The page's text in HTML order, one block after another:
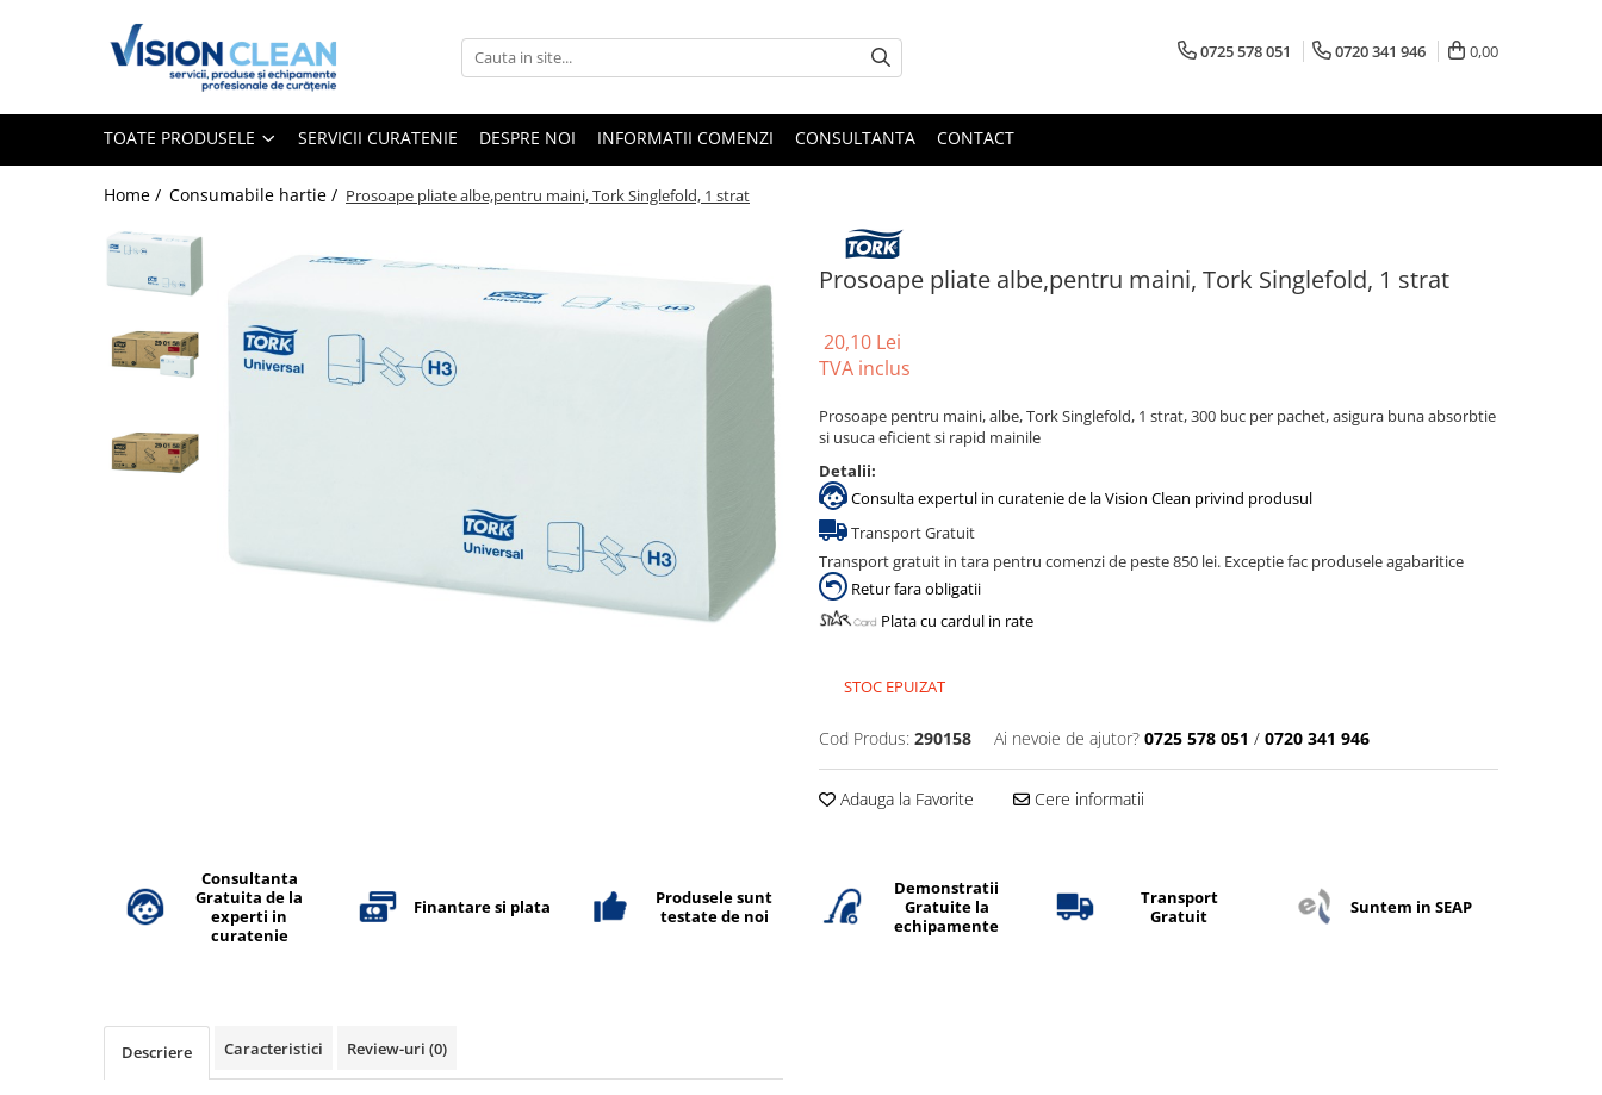
Aspiratoare si masini curatenie
Aspiratoare injectie - extractie
Aspiratoare profesionale de lichide
Echipament de curatat cu presiune
Accesorii detergenti, pompe,
Dezinfectanti profesionali
Dezinfectanti suprafete
Dispensere / Dozatoare
0725 578 051 0720 341 946 0,00
TOATE PRODUSELE SERVICII CURATENIE DESPRE NOI INFORMATII COMENZI CONSULTANTA CONTACT
Home / Consumabile hartie / Prosoape pliate albe,pentru maini, Tork Singlefold, 1 strat
Prosoape pliate albe,pentru maini, Tork Singlefold, 1 strat
20,10 Lei
TVA inclus
Prosoape pentru maini, albe, Tork Singlefold, 1 strat, 300 buc per pachet, asigura buna absorbtie
si usuca eficient si rapid mainile
Detalii:
Consulta expertul in curatenie de la Vision Clean privind produsul
Transport Gratuit
Transport gratuit in tara pentru comenzi de peste 850 lei. Exceptie fac produsele agabaritice
Retur fara obligatii
Plata cu cardul in rate
STOC EPUIZAT
Cod Produs: 290158 Ai nevoie de ajutor? 0725 578 051 / 0720 341 946
Adauga la Favorite Cere informatii
Consultanta
Gratuita de la
experti in
curatenie
Finantare si plata
Produsele sunt
testate de noi
Demonstratii
Gratuite la
echipamente
Transport
Gratuit
Suntem in SEAP
Descriere Caracteristici Review-uri (0)